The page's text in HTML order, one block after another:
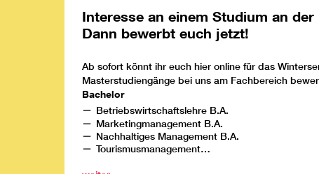
Interesse an einem Studium an
Dann bewerbt euch jetzt!
Ab sofort könnt ihr euch hier online für das
Masterstudiengänge bei uns am Fachbereich
Bachelor
Betriebswirtschaftslehre B.A.
MarketingmanagementB.A.
Nachhaltiges ManagementB.A.
Tourismusmanagement…